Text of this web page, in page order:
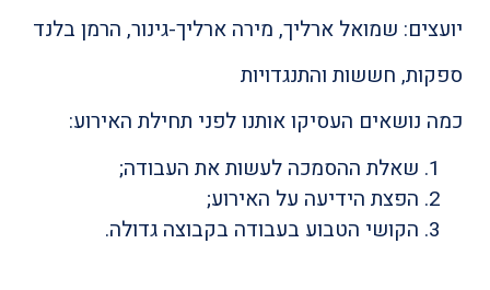
יועצים: שמואל ארליך, מירה ארליך-גינור, הרמן בלנד
ספקות, חששות והתנגדויות
כמה נושאים העסיקו אותנו לפני תחילת האירוע:
שאלת ההסמכה לעשות את העבודה;
הפצת הידיעה על האירוע;
הקושי הטבוע בעבודה בקבוצה גדולה.